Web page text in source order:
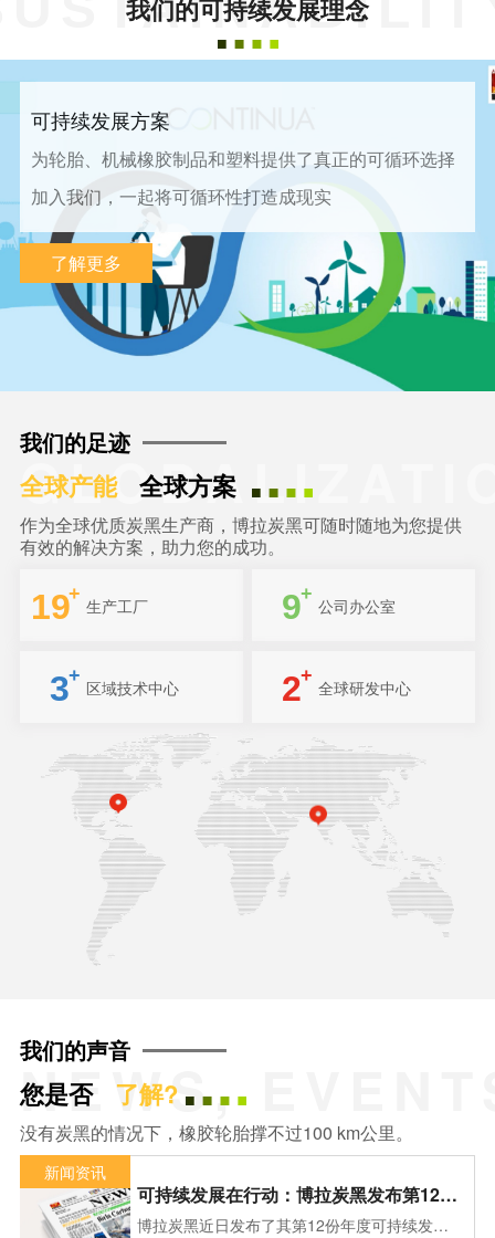
我们的可持续发展理念
可持续发展方案
为轮胎、机械橡胶制品和塑料提供了真正的可循环选择
加入我们，一起将可循环性打造成现实
了解更多
我们的足迹
全球产能 全球方案
作为全球优质炭黑生产商，博拉炭黑可随时随地为您提供
有效的解决方案，助力您的成功。
19 生产工厂 9 公司办公室
3 区域技术中心 2 全球研发中心
玛丽埃塔
孟买
我们的声音
您是否 了解?
NEWS,
没有炭黑的情况下，橡胶轮胎撑不过100 km公里。
可持续发展在行动：博拉炭黑发布第12份年度可持续发展报告
博拉炭黑近日发布了其第12份年度可持续发展报告，题为“可持续发展在行动”。
新闻资讯